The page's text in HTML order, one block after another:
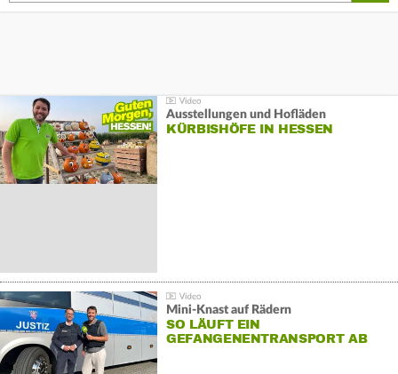
Ausstellungen und Hofläden
KÜRBISHÖFE IN HESSEN
Mini-Knast auf Rädern
SO LÄUFT EIN
GEFANGENENTRANSPORT AB